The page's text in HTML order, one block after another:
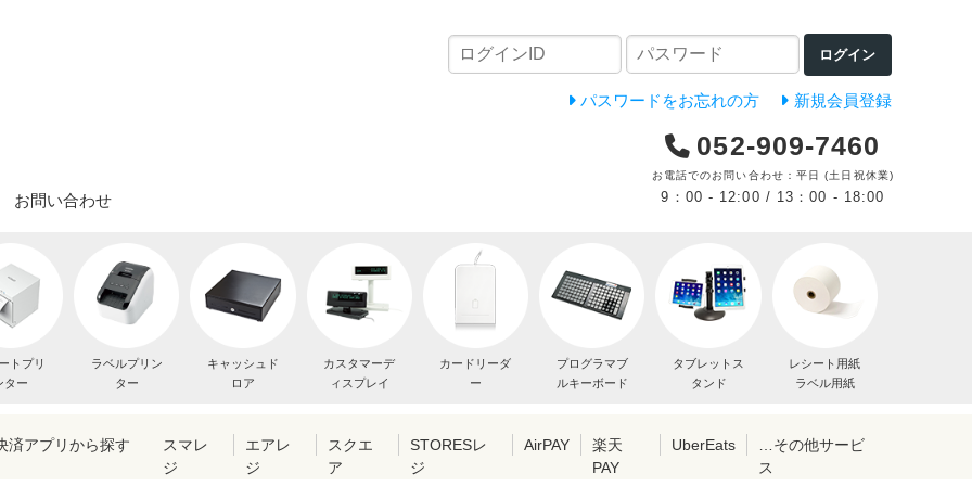
ログイン
パスワードをお忘れの方 新規会員登録
お問い合わせ
052-909-7460
お電話でのお問い合わせ：平日 (土日祝休業)
9：00 - 12:00 / 13：00 - 18:00
トプリ
ター
ラベルプリン
ター
キャッシュド
ロア
カスタマーデ
ィスプレイ
カードリーダ
ー
プログラマブ
ルキーボード
タブレットス
タンド
レシート用紙
ラベル用紙
済アプリから探す
スマレ
ジ
エアレ
ジ
スクエ
ア
STORESレ
ジ
AirPAY
楽天
PAY
UberEats
…その他サービ
ス